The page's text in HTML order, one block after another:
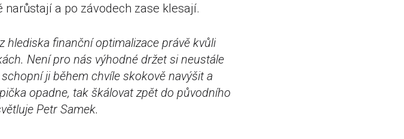
a po závodech zase klesají.
hlediska finanční optimalizace právě kvůli
Není pro nás výhodné držet si neustále
ji během chvíle skokově navýšit a
opadne, tak škálovat zpět do původního
Petr Samek.